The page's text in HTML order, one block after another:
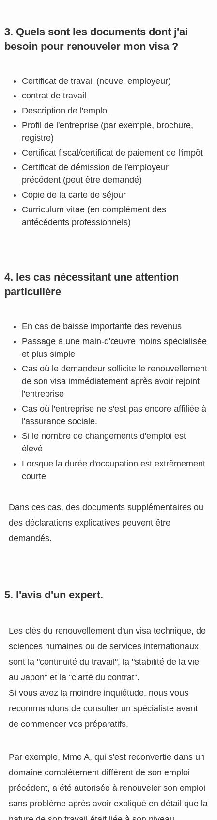
3. Quels sont les documents dont j'ai
besoin pour renouveler mon visa ?
Certificat de travail (nouvel employeur)
contrat de travail
Description de l'emploi.
Profil de l'entreprise (par exemple, brochure,
registre)
Certificat fiscal/certificat de paiement de l'impôt
Certificat de démission de l'employeur
précédent (peut être demandé)
Copie de la carte de séjour
Curriculum vitae (en complément des
antécédents professionnels)
4. les cas nécessitant une attention
particulière
En cas de baisse importante des revenus
Passage à une main-d'œuvre moins spécialisée
et plus simple
Cas où le demandeur sollicite le renouvellement
de son visa immédiatement après avoir rejoint
l'entreprise
Cas où l'entreprise ne s'est pas encore affiliée à
l'assurance sociale.
Si le nombre de changements d'emploi est
élevé
Lorsque la durée d'occupation est extrêmement
courte
Dans ces cas, des documents supplémentaires ou
des déclarations explicatives peuvent être
demandés.
5. l'avis d'un expert.
Les clés du renouvellement d'un visa technique, de
sciences humaines ou de services internationaux
sont la "continuité du travail", la "stabilité de la vie
au Japon" et la "clarté du contrat".
Si vous avez la moindre inquiétude, nous vous
recommandons de consulter un spécialiste avant
de commencer vos préparatifs.
Par exemple, Mme A, qui s'est reconvertie dans un
domaine complètement différent de son emploi
précédent, a été autorisée à renouveler son emploi
sans problème après avoir expliqué en détail que la